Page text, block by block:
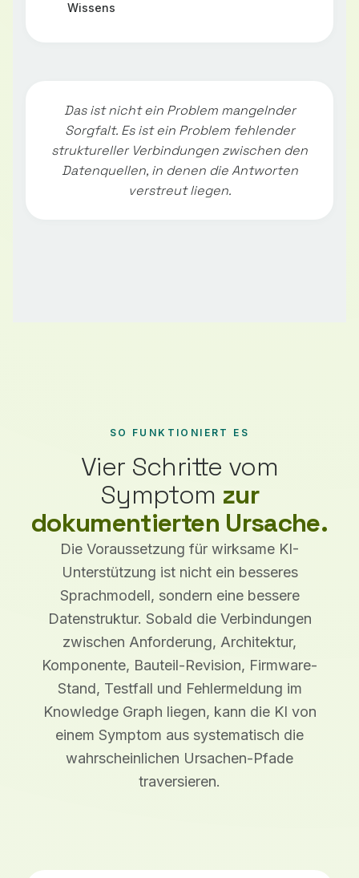
Wissens
Das ist nicht ein Problem mangelnder
Sorgfalt. Es ist ein Problem fehlender
struktureller Verbindungen zwischen den
Datenquellen, in denen die Antworten
verstreut liegen.
SO FUNKTIONIERT ES
Vier Schritte vom
Symptom zur
dokumentierten Ursache.
Die Voraussetzung für wirksame KI-
Unterstützung ist nicht ein besseres
Sprachmodell, sondern eine bessere
Datenstruktur. Sobald die Verbindungen
zwischen Anforderung, Architektur,
Komponente, Bauteil-Revision, Firmware-
Stand, Testfall und Fehlermeldung im
Knowledge Graph liegen, kann die KI von
einem Symptom aus systematisch die
wahrscheinlichen Ursachen-Pfade
traversieren.